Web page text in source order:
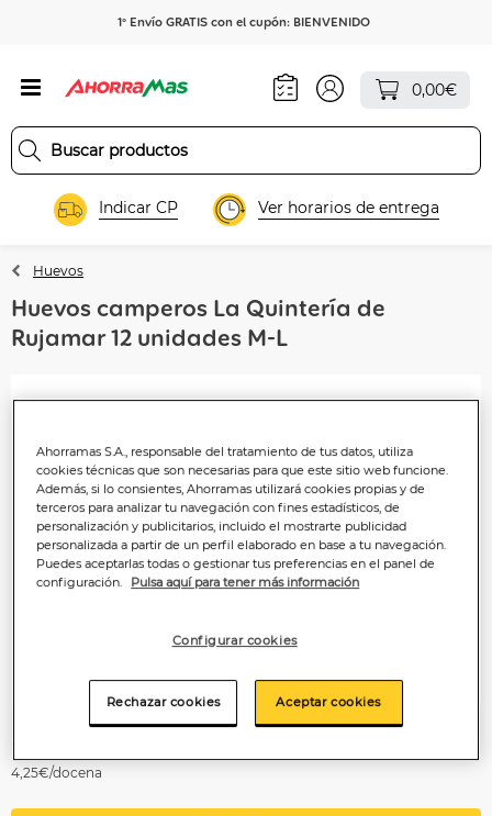
1º Envío GRATIS con el cupón: BIENVENIDO
0,00€
Indicar CP Ver horarios de entrega
Huevos
Huevos camperos La Quintería de
Rujamar 12 unidades M-L
4,25€/docena
Ahorramas S.A., responsable del tratamiento de tus datos, utiliza
cookies técnicas que son necesarias para que este sitio web funcione.
Además, si lo consientes, Ahorramas utilizará cookies propias y de
terceros para analizar tu navegación con fines estadísticos, de
personalización y publicitarios, incluido el mostrarte publicidad
personalizada a partir de un perfil elaborado en base a tu navegación.
Puedes aceptarlas todas o gestionar tus preferencias en el panel de
configuración. Pulsa aquí para tener más información
Configurar cookies
Rechazar cookies Aceptar cookies